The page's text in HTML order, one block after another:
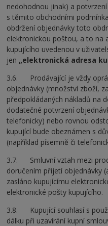
nedohodnou jinak) a
s těmito obchodními
obdržení objednávky toto
elektronickou poštou, a to na
kupujícího uvedenou v
jen „elektronická adresa
3.6. Prodávající je vždy
objednávky (množství zboží,
předpokládaných nákladů na
dodatečné potvrzení
telefonicky) nebo rovnou
kupující bude obeznámen s
(například písemně či
3.7. Smluvní vztah mezi
doručením přijetí objednávky
zasláno kupujícímu
elektronické pošty kupujícího.
3.8. Kupující souhlasí s
dálku při uzavírání kupní